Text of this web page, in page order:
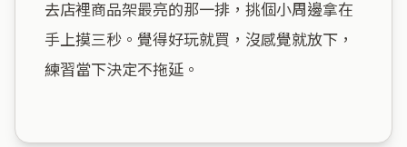
去店裡商品架最亮的那一排，挑個小周邊拿在
手上摸三秒。覺得好玩就買，沒感覺就放下，
練習當下決定不拖延。